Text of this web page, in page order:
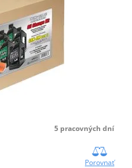
5 pracovných dní
Porovnať